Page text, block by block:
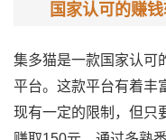
国家认可的赚
集多猫是一款国家认可
平台。这款平台有着丰
现有一定的限制，但只